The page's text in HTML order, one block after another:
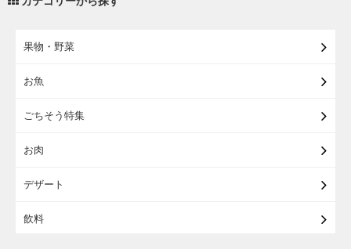
果物・野菜
お魚
ごちそう特集
お肉
デザート
飲料